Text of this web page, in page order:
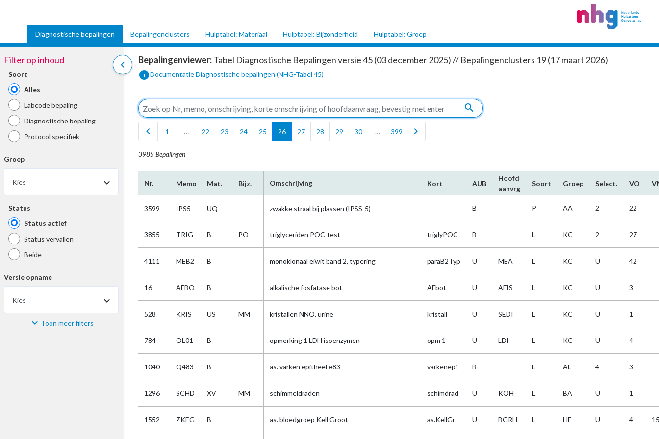
Diagnostische bepalingen Bepalingenclusters Hulptabel: Materiaal Hulptabel: Bijzonderheid Hulptabel: Groep
chevron_left
Filter op inhoud
Soort
Alles
Labcode bepaling
Diagnostische bepaling
Protocol specifiek
Groep
Kies
Status
Status actief
Status vervallen
Beide
Versie opname
Kies
Materiaal Toon meer filters
Bepalingenviewer:Tabel Diagnostische Bepalingen versie 45 (03 december 2025) // Bepalingenclusters 19 (17 maart 2026)
infoDocumentatie Diagnostische bepalingen (NHG-Tabel 45)
search
chevron_left
1 … 22 23 24 25 26 27 28 29 30 … 399 chevron_right
3985 Bepalingen
Nr. Memo Mat. Bijz. Omschrijving Kort AUB
Hoofd​
aanvrg
Soort Groep Select. VO
3599 IPS5 UQ zwakke straal bij plassen (IPSS-5) B P AA 2 22
3855 TRIG B PO triglyceriden POC-test triglyPOC B L KC 2 27
4111 MEB2 B monoklonaal eiwit band 2, typering paraB2Typ U MEA L KC U 42
16 AFBO B alkalische fosfatase bot AFbot U AFIS L KC U 3
528 KRIS US MM kristallen NNO, urine kristall U SEDI L KC U 1
784 OL01 B opmerking 1 LDH isoenzymen opm 1 U LDI L KC U 4
1040 Q483 B as. varken epitheel e83 varkenepi B L AL 4 3
1296 SCHD XV MM schimmeldraden schimdrad U KOH L BA U 1
1552 ZKEG B as. bloedgroep Kell Groot as.KellGr U BGRH L HE U 4 15